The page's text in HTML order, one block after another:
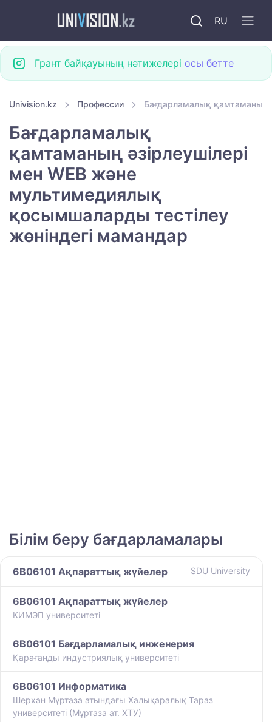
RU
Грант байқауының нәтижелері осы бетте
Univision.kz Профессии Бағдарламалық қамтаманың
Бағдарламалық
қамтаманың әзірлеушілері
мен WEB және
мультимедиялық
қосымшаларды тестілеу
жөніндегі мамандар
Білім беру бағдарламалары
6B06101 Ақпараттық жүйелер SDU University
6B06101 Ақпараттық жүйелер
КИМЭП университеті
6B06101 Бағдарламалық инженерия
Қарағанды индустриялық университеті
6B06101 Информатика
Шерхан Мұртаза атындағы Халықаралық Тараз
университеті (Мұртаза ат. ХТУ)